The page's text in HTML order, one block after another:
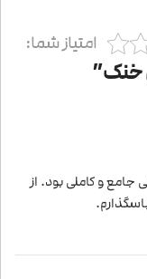
امتیاز شما:
خنک”
و کاملی بود. از